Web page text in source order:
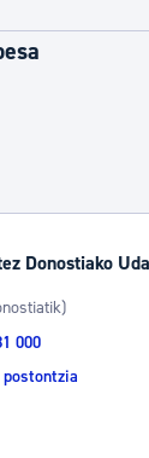
Donostiako
000